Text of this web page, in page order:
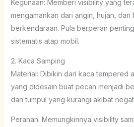
Kegunaan: Memberi visibility yang
mengamankan dari angin, hujan, dan
berkendaraan. Pula berperan
sistematis atap mobil.
2. Kaca Samping
Material: Dibikin dari kaca tempered
yang didesain buat pecah menjadi
dan tumpul yang kurangi akibat
Peranan: Memungkinnya visibility